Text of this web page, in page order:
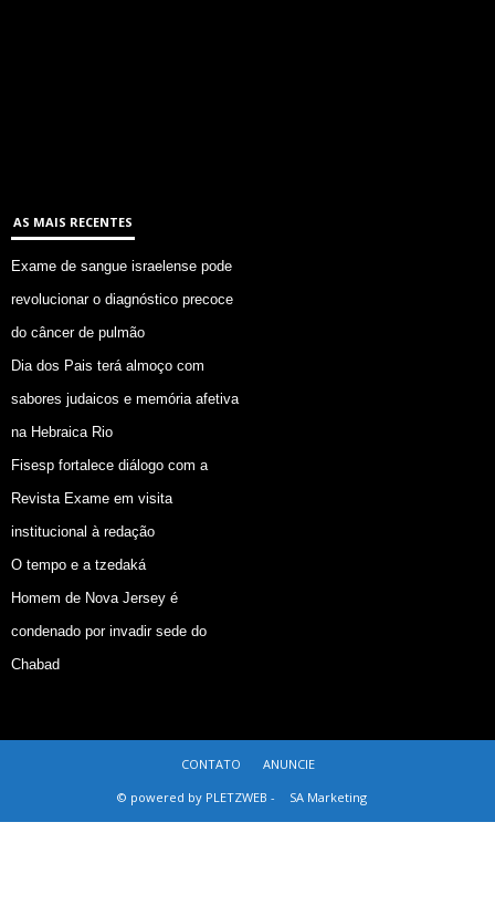
AS MAIS RECENTES
Exame de sangue israelense pode
revolucionar o diagnóstico precoce
do câncer de pulmão
Dia dos Pais terá almoço com
sabores judaicos e memória afetiva
na Hebraica Rio
Fisesp fortalece diálogo com a
Revista Exame em visita
institucional à redação
O tempo e a tzedaká
Homem de Nova Jersey é
condenado por invadir sede do
Chabad
CONTATO
ANUNCIE
© powered by PLETZWEB -
SA Marketing